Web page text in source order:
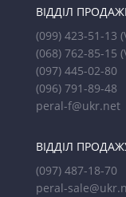
ВІДДІЛ
(099) 423-51-13
(068) 762-85-15
(097) 445-02-80
(096) 791-89-48
peral-f@ukr.net
ВІДДІЛ
(097) 487-18-70
peral-